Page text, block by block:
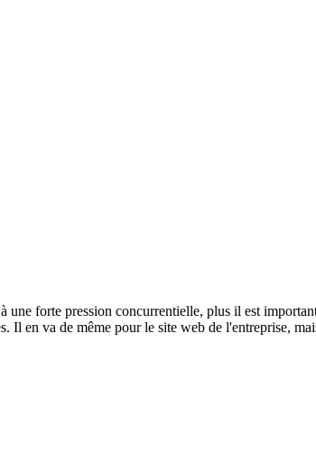
une forte pression concurrentielle, plus il est
Il en va de même pour le site web de l'entreprise,